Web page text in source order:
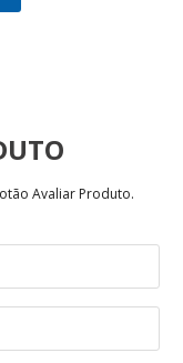
Avaliar Produto.